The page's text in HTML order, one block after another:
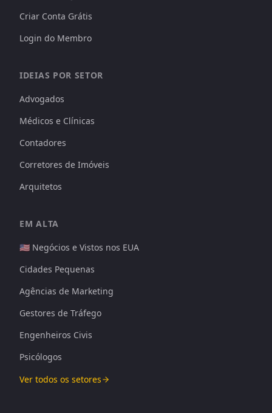
Criar Conta Grátis
Login do Membro
IDEIAS POR SETOR
Advogados
Médicos e Clínicas
Contadores
Corretores de Imóveis
Arquitetos
EM ALTA
🇺🇸 Negócios e Vistos nos EUA
Cidades Pequenas
Agências de Marketing
Gestores de Tráfego
Engenheiros Civis
Psicólogos
Ver todos os setores